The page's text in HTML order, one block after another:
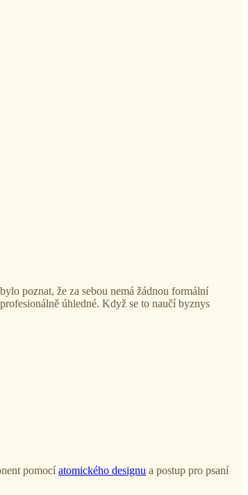
poznat, že za sebou nemá žádnou formální
úhledné. Když se to naučí byznys
pomocíatomického designu a postup pro psaní